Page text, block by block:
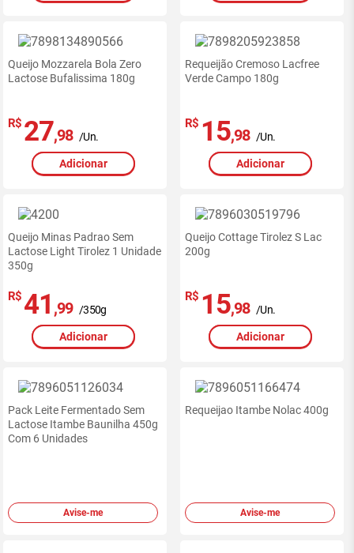
Queijo Mozzarela Bola Zero
Lactose Bufalissima 180g
R$ 27,98 /Un.
Adicionar
Requeijão Cremoso Lacfree
Verde Campo 180g
R$ 15,98 /Un.
Adicionar
Queijo Minas Padrao Sem
Lactose Light Tirolez 1 Unidade
350g
R$ 41 ,99 /350g
Adicionar
Queijo Cottage Tirolez S Lac
200g
R$ 15,98 /Un.
Adicionar
Pack Leite Fermentado Sem
Lactose Itambe Baunilha 450g
Com 6 Unidades
Avise-me
Requeijao Itambe Nolac 400g
Avise-me